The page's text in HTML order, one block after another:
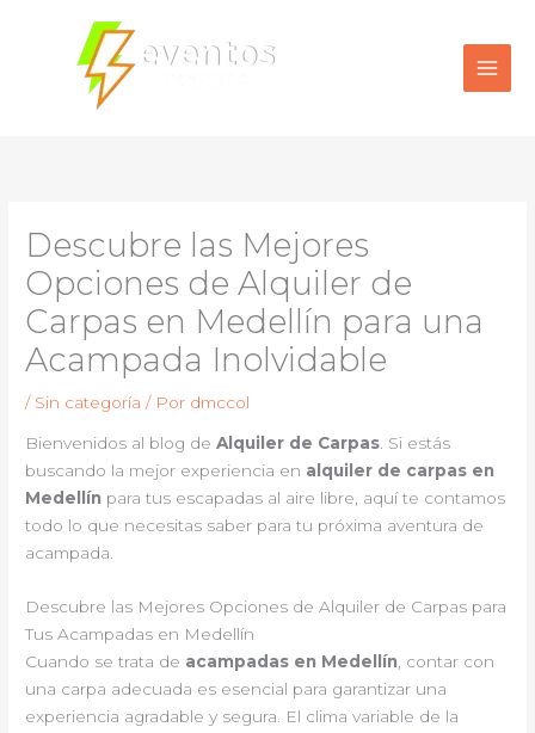
contenido
Descubre las Mejores
Opciones de Alquiler de
Carpas en Medellín para una
Acampada Inolvidable
/ Sin categoría / Por dmccol
Bienvenidos al blog deAlquiler de Carpas. Si estás
buscando la mejor experiencia en alquiler de carpas en
Medellín para tus escapadas al aire libre, aquí te contamos
todo lo que necesitas saber para tu próxima aventura de
acampada.
Descubre las Mejores Opciones de Alquiler de Carpas para
Tus Acampadas en Medellín
Cuando se trata de acampadas en Medellín , contar con
una carpa adecuada es esencial para garantizar una
experiencia agradable y segura. El clima variable de la